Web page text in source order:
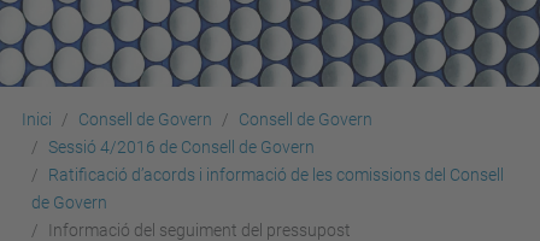
Inici Consell de Govern
Consell de Govern
Sessió 4/2016 de Consell de Govern
Ratificació d’acords i informació de les comissions del Consell
de Govern
Informació del seguiment del pressupost